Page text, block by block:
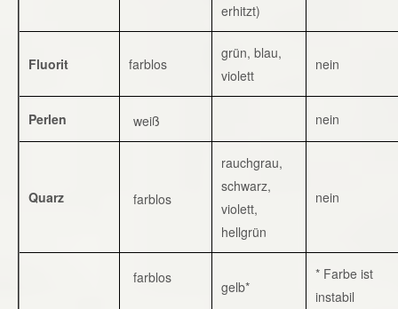
erhitzt)
Fluorit farblos
grün, blau,
violett
nein
Perlen weiß nein
Quarz farblos
rauchgrau,
schwarz,
violett,
hellgrün
nein
farblos
gelb*
* Farbe ist
instabil